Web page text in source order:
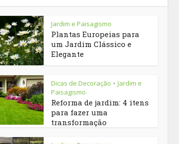
Jardim e Paisagismo
Plantas Europeias para
um Jardim Clássico e
Elegante
Dicas de Decoração • Jardim e
Paisagismo
Reforma de jardim: 4 itens
para fazer uma
transformação